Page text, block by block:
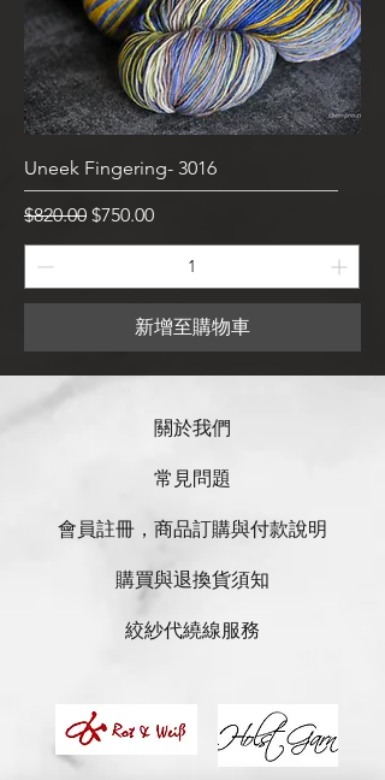
Uneek Fingering- 3016
一般價格
$820.00 促銷價格
$750.00
新增至購物車
關於我們
常見問題
會員註冊，商品訂購與付款說明
購買與退換貨須知
絞紗代繞線服務